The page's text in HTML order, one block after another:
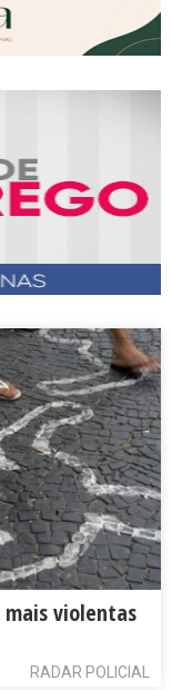
mais violentas
RADAR POLICIAL